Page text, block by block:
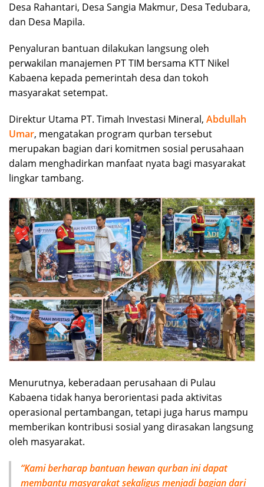
Desa Rahantari, Desa Sangia Makmur, Desa Tedubara,
dan Desa Mapila.
Penyaluran bantuan dilakukan langsung oleh
perwakilan manajemen PT TIM bersama KTT Nikel
Kabaena kepada pemerintah desa dan tokoh
masyarakat setempat.
Direktur Utama PT. Timah Investasi Mineral, Abdullah
Umar, mengatakan program qurban tersebut
merupakan bagian dari komitmen sosial perusahaan
dalam menghadirkan manfaat nyata bagi masyarakat
lingkar tambang.
Menurutnya, keberadaan perusahaan di Pulau
Kabaena tidak hanya berorientasi pada aktivitas
operasional pertambangan, tetapi juga harus mampu
memberikan kontribusi sosial yang dirasakan langsung
oleh masyarakat.
“Kami berharap bantuan hewan qurban ini dapat
membantu masyarakat sekaligus menjadi bagian dari